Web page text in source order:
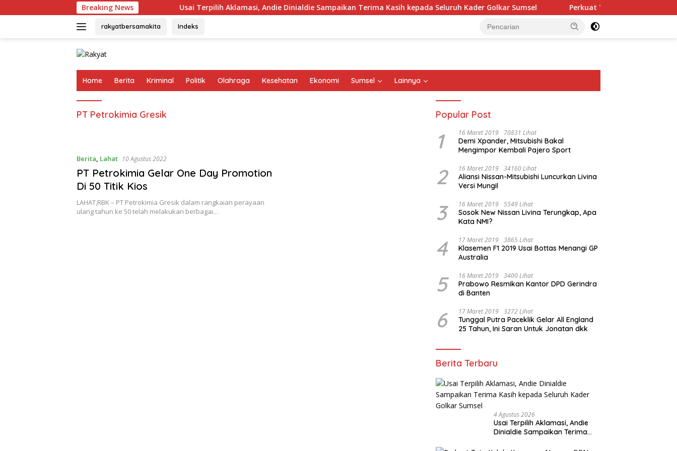
ke
Breaking News Usai Terpilih Aklamasi, Andie Dinialdie Sampaikan Terima Kasih kepada Seluruh Kader Golkar Sumsel Perkuat Tata Kelola Keuangan
rakyatbersamakita Indeks
Home Berita Kriminal Politik Olahraga Kesehatan Ekonomi Sumsel Lainnya
PT Petrokimia Gresik
Berita, Lahat 10 Agustus 2022
PT Petrokimia Gelar One Day Promotion
Di 50 Titik Kios
LAHAT,RBK – PT Petrokimia Gresik dalam rangkaian perayaan
ulang tahun ke 50 telah melakukan berbagai…
Popular Post
1 16 Maret 2019 70831 Lihat
Demi Xpander, Mitsubishi Bakal
Mengimpor Kembali Pajero Sport
2 16 Maret 2019 34160 Lihat
Aliansi Nissan-Mitsubishi Luncurkan Livina
Versi Mungil
3 16 Maret 2019 5549 Lihat
Sosok New Nissan Livina Terungkap, Apa
Kata NMI?
4 17 Maret 2019 3865 Lihat
Klasemen F1 2019 Usai Bottas Menangi GP
Australia
5 16 Maret 2019 3400 Lihat
Prabowo Resmikan Kantor DPD Gerindra
di Banten
6 17 Maret 2019 3272 Lihat
Tunggal Putra Paceklik Gelar All England
25 Tahun, Ini Saran Untuk Jonatan dkk
Berita Terbaru
4 Agustus 2026
Usai Terpilih Aklamasi, Andie
Dinialdie Sampaikan Terima